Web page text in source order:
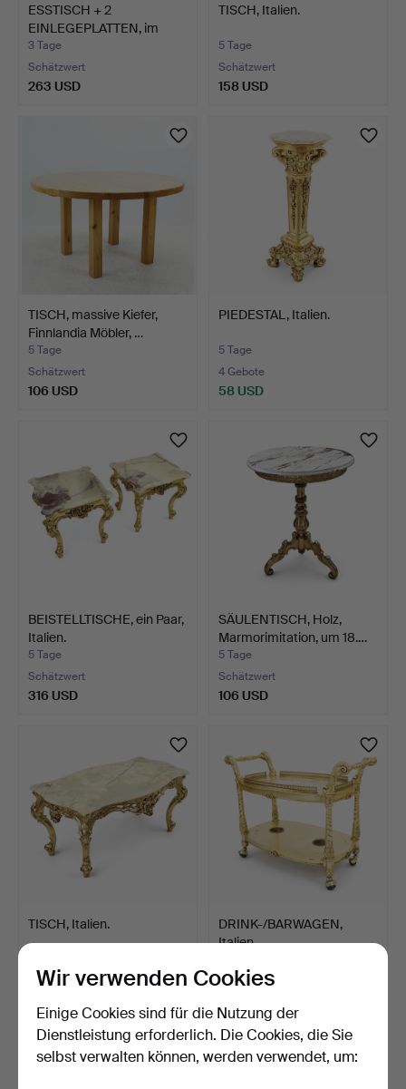
ESSTISCH + 2
EINLEGEPLATTEN, im
gustaviani…
3 Tage
Schätzwert
263 USD
TISCH, Italien.
5 Tage
Schätzwert
158 USD
TISCH, massive Kiefer,
Finnlandia Möbler, …
5 Tage
Schätzwert
106 USD
PIEDESTAL, Italien.
5 Tage
4 Gebote
58 USD
BEISTELLTISCHE, ein Paar,
Italien.
5 Tage
Schätzwert
316 USD
SÄULENTISCH, Holz,
Marmorimitation, um 18.…
5 Tage
Schätzwert
106 USD
TISCH, Italien.
Schätzwert
DRINK-/BARWAGEN,
Italien.
4 Gebote
Wir verwenden Cookies
Einige Cookies sind für die Nutzung der
Dienstleistung erforderlich. Die Cookies, die Sie
selbst verwalten können, werden verwendet, um: